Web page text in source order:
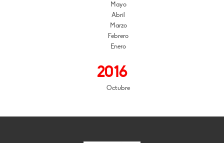
Mayo
Abril
Marzo
Febrero
Enero
2016
Octubre